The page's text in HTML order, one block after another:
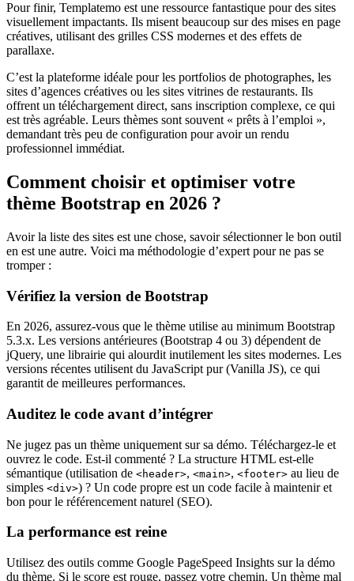
Pour finir, Templatemo est une ressource fantastique pour des sites
visuellement impactants. Ils misent beaucoup sur des mises en page
créatives, utilisant des grilles CSS modernes et des effets de
parallaxe.
C’est la plateforme idéale pour les portfolios de photographes, les
sites d’agences créatives ou les sites vitrines de restaurants. Ils
offrent un téléchargement direct, sans inscription complexe, ce qui
est très agréable. Leurs thèmes sont souvent « prêts à l’emploi »,
demandant très peu de configuration pour avoir un rendu
professionnel immédiat.
Comment choisir et optimiser votre
thème Bootstrap en 2026 ?
Avoir la liste des sites est une chose, savoir sélectionner le bon outil
en est une autre. Voici ma méthodologie d’expert pour ne pas se
tromper :
Vérifiez la version de Bootstrap
En 2026, assurez-vous que le thème utilise au minimum Bootstrap
5.3.x. Les versions antérieures (Bootstrap 4 ou 3) dépendent de
jQuery, une librairie qui alourdit inutilement les sites modernes. Les
versions récentes utilisent du JavaScript pur (Vanilla JS), ce qui
garantit de meilleures performances.
Auditez le code avant d’intégrer
Ne jugez pas un thème uniquement sur sa démo. Téléchargez-le et
ouvrez le code. Est-il commenté ? La structure HTML est-elle
sémantique (utilisation de <header>, <main>, <footer> au lieu de
simples <div>) ? Un code propre est un code facile à maintenir et
bon pour le référencement naturel (SEO).
La performance est reine
Utilisez des outils comme Google PageSpeed Insights sur la démo
du thème. Si le score est rouge, passez votre chemin. Un thème mal